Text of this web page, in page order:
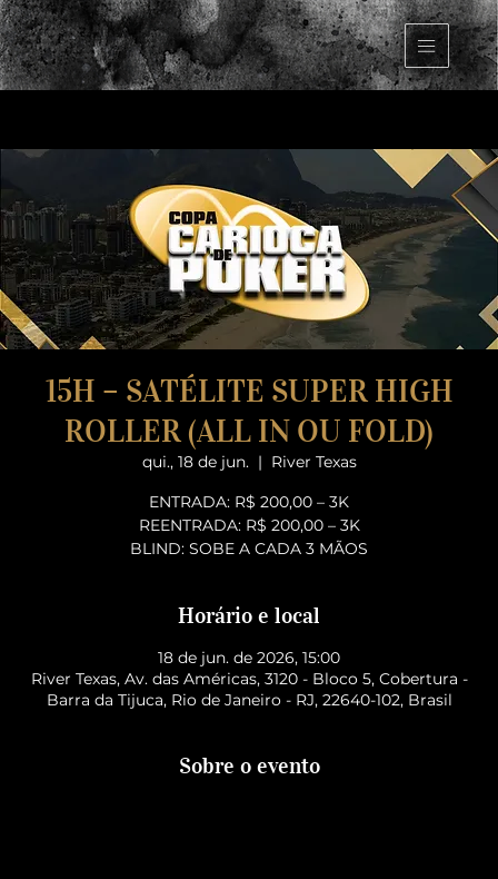
15H – SATÉLITE SUPER HIGH
ROLLER (ALL IN OU FOLD)
qui., 18 de jun.
  |
River Texas
ENTRADA: R$ 200,00 – 3K
REENTRADA: R$ 200,00 – 3K
BLIND: SOBE A CADA 3 MÃOS
Horário e local
18 de jun. de 2026, 15:00
River Texas, Av. das Américas, 3120 - Bloco 5, Cobertura -
Barra da Tijuca, Rio de Janeiro - RJ, 22640-102, Brasil
Sobre o evento